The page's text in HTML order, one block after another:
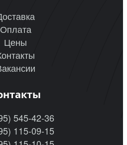
Оплата
Цены
545-42-36
115-09-15